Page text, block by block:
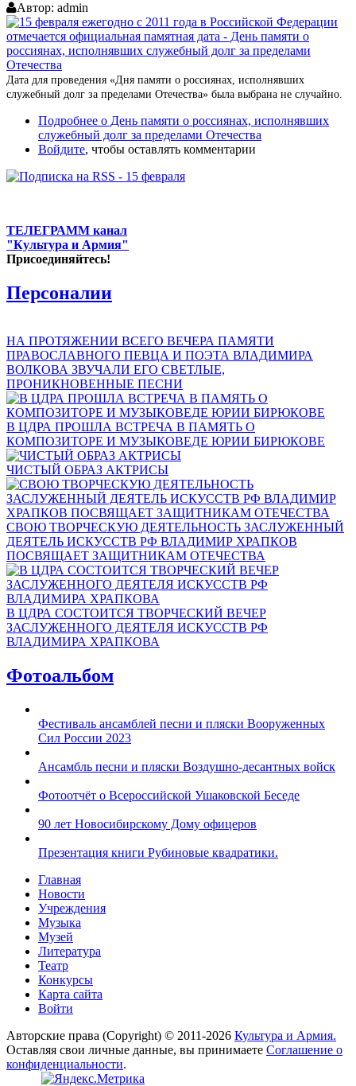
Автор: admin
Дата для проведения «Дня памяти о россиянах, исполнявших
служебный долг за пределами Отечества» была выбрана не случайно.
Подробнее о День памяти о россиянах, исполнявших
служебный долг за пределами Отечества
Войдите, чтобы оставлять комментарии
ТЕЛЕГРАММ канал
"Культура и Армия"
Присоединяйтесь!
Персоналии
НА ПРОТЯЖЕНИИ ВСЕГО ВЕЧЕРА ПАМЯТИ
ПРАВОСЛАВНОГО ПЕВЦА И ПОЭТА ВЛАДИМИРА
ВОЛКОВА ЗВУЧАЛИ ЕГО СВЕТЛЫЕ,
ПРОНИКНОВЕННЫЕ ПЕСНИ
В ЦДРА ПРОШЛА ВСТРЕЧА В ПАМЯТЬ О
КОМПОЗИТОРЕ И МУЗЫКОВЕДЕ ЮРИИ БИРЮКОВЕ
ЧИСТЫЙ ОБРАЗ АКТРИСЫ
СВОЮ ТВОРЧЕСКУЮ ДЕЯТЕЛЬНОСТЬ ЗАСЛУЖЕННЫЙ
ДЕЯТЕЛЬ ИСКУССТВ РФ ВЛАДИМИР ХРАПКОВ
ПОСВЯЩАЕТ ЗАЩИТНИКАМ ОТЕЧЕСТВА
В ЦДРА СОСТОИТСЯ ТВОРЧЕСКИЙ ВЕЧЕР
ЗАСЛУЖЕННОГО ДЕЯТЕЛЯ ИСКУССТВ РФ
ВЛАДИМИРА ХРАПКОВА
Фотоальбом
Фестиваль ансамблей песни и пляски Вооруженных
Сил России 2023
Ансамбль песни и пляски Воздушно-десантных войск
Фотоотчёт о Всероссийской Ушаковской Беседе
90 лет Новосибирскому Дому офицеров
Презентация книги Рубиновые квадратики.
Главная
Новости
Учреждения
Музыка
Музей
Литература
Театр
Конкурсы
Карта сайта
Войти
Авторские права (Copyright) © 2011-2026 Культура и Армия.
Оставляя свои личные данные, вы принимаете Соглашение о
конфиденциальности.